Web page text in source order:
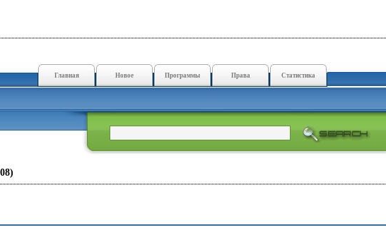
Главная Новое Программы Права Статистика